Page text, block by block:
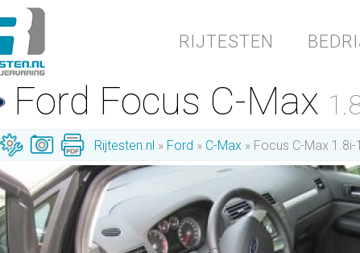
RIJTESTEN
Ford Focus C-Max
Rijtesten.nl Ford C-Max Focus C-Max 1.8i-